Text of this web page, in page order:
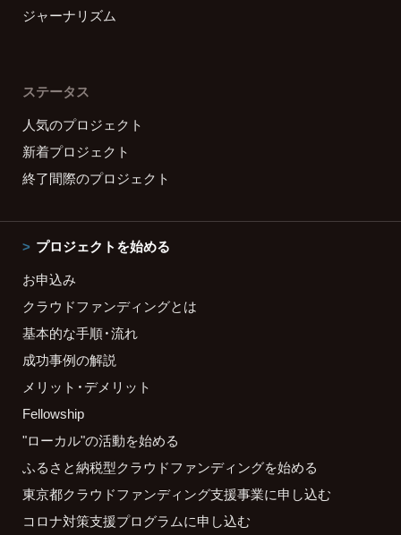
ジャーナリズム
ステータス
人気のプロジェクト
新着プロジェクト
終了間際のプロジェクト
プロジェクトを始める
お申込み
クラウドファンディングとは
基本的な手順・流れ
成功事例の解説
メリット・デメリット
Fellowship
"ローカル"の活動を始める
ふるさと納税型クラウドファンディングを始める
東京都クラウドファンディング支援事業に申し込む
コロナ対策支援プログラムに申し込む